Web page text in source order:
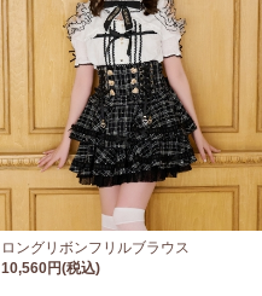
ロングリボンフリルブラウス
10,560円(税込)